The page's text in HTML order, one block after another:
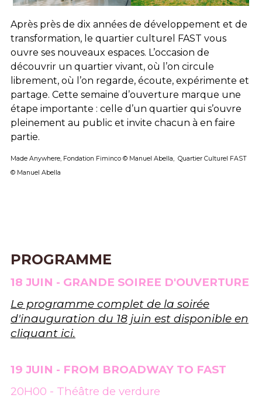
Après près de dix années de développement et de
transformation, le quartier culturel FAST vous
ouvre ses nouveaux espaces. L’occasion de
découvrir un quartier vivant, où l’on circule
librement, où l’on regarde, écoute, expérimente et
partage. Cette semaine d’ouverture marque une
étape importante : celle d’un quartier qui s’ouvre
pleinement au public et invite chacun à en faire
partie.
Made Anywhere, Fondation Fiminco © Manuel Abella, Quartier Culturel FAST
© Manuel Abella
PROGRAMME
18 JUIN - GRANDE SOIREE D'OUVERTURE
Le programme complet de la soirée
d'inauguration du 18 juin est disponible en
cliquant ici.
19 JUIN - FROM BROADWAY TO FAST
20H00 - Théâtre de verdure